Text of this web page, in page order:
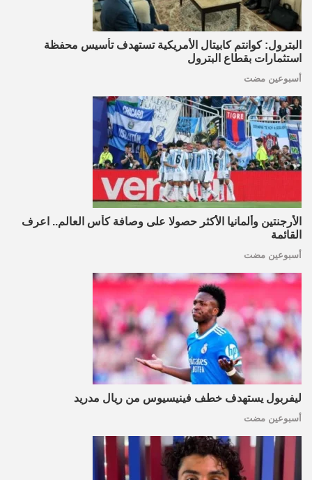
البترول: كوانتم كابيتال الأمريكية تستهدف تأسيس محفظة
استثمارات بقطاع البترول
أسبوعين مضت
الأرجنتين وألمانيا الأكثر حصولا على وصافة كأس العالم.. اعرف
القائمة
أسبوعين مضت
ليفربول يستهدف خطف فينيسيوس من ريال مدريد
أسبوعين مضت